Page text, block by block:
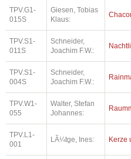
TPV.G1-
015S
Giesen, Tobias
Klaus:
TPV.S1-
011S
Schneider,
Joachim F.W.:
TPV.S1-
004S
Schneider,
Joachim F.W.:
TPV.W1-
055
Walter, Stefan
Johannes:
TPV.L1-
001
LÃ¼tge, Ines: Kerze